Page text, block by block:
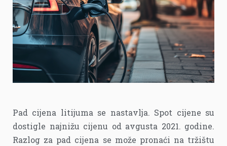
Pad cijena litijuma se nastavlja. Spot cijene su
dostigle najnižu cijenu od avgusta 2021. godine.
Razlog za pad cijena se može pronaći na tržištu